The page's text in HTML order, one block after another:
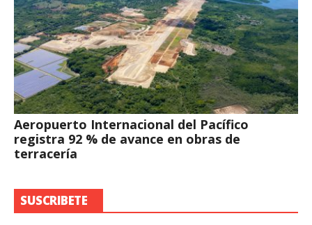
Aeropuerto Internacional del Pacífico
registra 92 % de avance en obras de
terracería
SUSCRIBETE